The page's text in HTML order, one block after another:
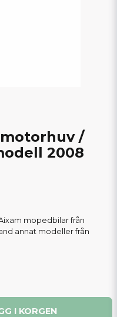
/
2008
mopedbilar från
annat modeller från
I KORGEN